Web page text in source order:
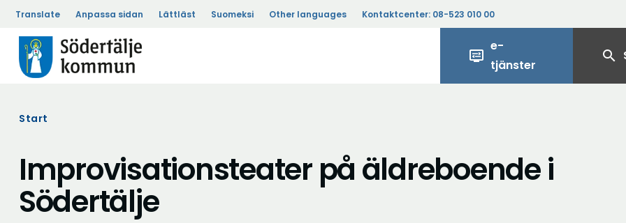
Translate Anpassa sidan Lättläst Suomeksi Other languages Kontaktcenter: 08-523 010 00
display_settings
e-
tjänster
search
Start
Improvisationsteater på äldreboende i
Södertälje